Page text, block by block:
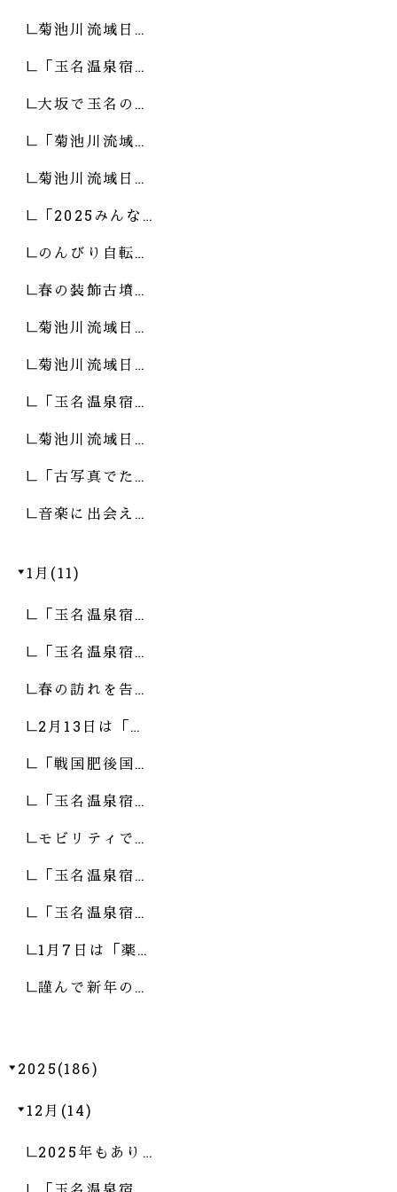
菊池川流域日…
「玉名温泉宿…
大坂で玉名の…
「菊池川流域…
菊池川流域日…
「2025みんな…
のんびり自転…
春の装飾古墳…
菊池川流域日…
菊池川流域日…
「玉名温泉宿…
菊池川流域日…
「古写真でた…
音楽に出会え…
1月(11)
「玉名温泉宿…
「玉名温泉宿…
春の訪れを告…
2月13日は「…
「戦国肥後国…
「玉名温泉宿…
モビリティで…
「玉名温泉宿…
「玉名温泉宿…
1月7日は「薬…
謹んで新年の…
2025(186)
12月(14)
2025年もあり…